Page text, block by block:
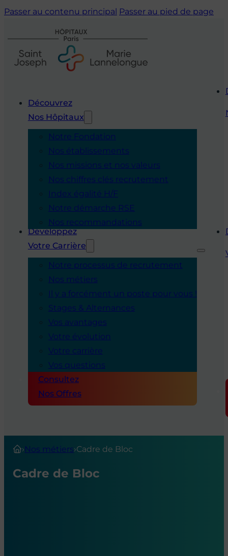
Passer au contenu principal Passer au pied de page
Découvrez
Nos Hôpitaux
Notre Fondation
Nos établissements
Nos missions et nos valeurs
Nos chiffres clés recrutement
Index égalité H/F
Notre démarche RSE
Nos recommandations
Développez
Votre Carrière
Notre processus de recrutement
Nos métiers
Il y a forcément un poste pour vous !
Stages & Alternances
Vos avantages
Votre évolution
Votre carrière
Vos questions
Consultez
Nos Offres
›Nos métiers›Cadre de Bloc
Cadre de Bloc